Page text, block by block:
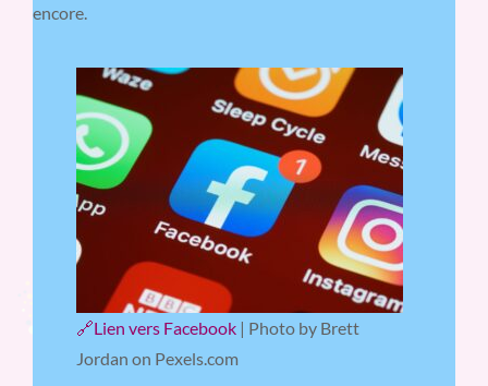
encore.
🔗Lien vers Facebook | Photo by Brett
Jordan on Pexels.com